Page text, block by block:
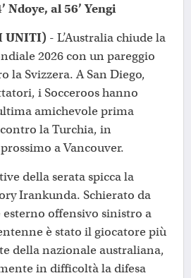
Ndoye, al 56’ Yengi
UNITI) - L’Australia chiude la
2026 con un pareggio
la Svizzera. A San Diego,
i Socceroos hanno
amichevole prima
la Turchia, in
a Vancouver.
della serata spicca la
Irankunda. Schierato da
esterno offensivo sinistro a
è stato il giocatore più
della nazionale australiana,
in difficoltà la difesa